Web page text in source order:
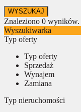
Znaleziono 0 wyników.
Wyszukiwarka
Typ oferty
Typ oferty
Sprzedaż
Wynajem
Zamiana
Typ nieruchomości